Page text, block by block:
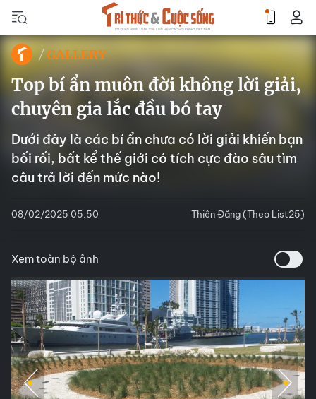
GALLERY
Top bí ẩn muôn đời không lời giải,
chuyên gia lắc đầu bó tay
Dưới đây là các bí ẩn chưa có lời giải khiến bạn
bối rối, bất kể thế giới có tích cực đào sâu tìm
câu trả lời đến mức nào!
08/02/2025 05:50 Thiên Đăng (Theo List25)
Xem toàn bộ ảnh